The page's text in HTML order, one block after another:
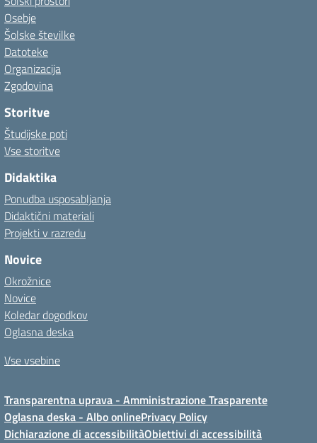
Osebje
Šolske številke
Datoteke
Organizacija
Zgodovina
Storitve
Študijske poti
Vse storitve
Didaktika
Ponudba usposabljanja
Didaktični materiali
Projekti v razredu
Novice
Okrožnice
Novice
Koledar dogodkov
Oglasna deska
Vse vsebine
Transparentna uprava - Amministrazione Trasparente
Oglasna deska - Albo onlinePrivacy Policy
Dichiarazione di accessibilitàObiettivi di accessibilità